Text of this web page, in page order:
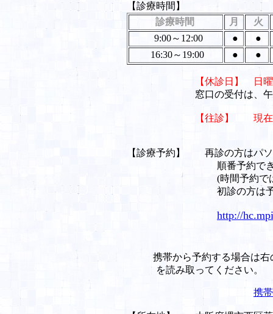
【診療時間】
診療時間
月
火
9:00～12:00
●
●
16:30～19:00
● ●
【休診日】 日曜日・
窓口の受付は、午前午後
【往診】 現在
【診療予約】
再診の方はパ
順番予約できま
(時間予約ではあり
初診の方は予約は
http://
携帯から予約する場合は右
を読み取ってください。
携